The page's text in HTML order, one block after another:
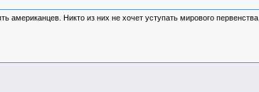
американцев. Никто из них не хочет уступать мирового первенства.